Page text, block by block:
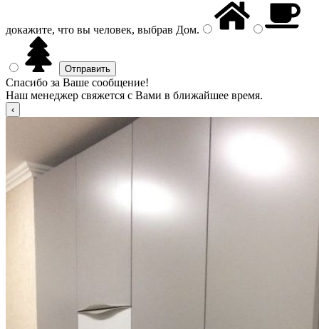
докажите, что вы человек, выбрав Дом.
Спасибо за Ваше сообщение!
Наш менеджер свяжется с Вами в ближайшее время.